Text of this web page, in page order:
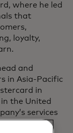
where he led
that
loyalty,
and
in Asia-Pacific
in
the United
services